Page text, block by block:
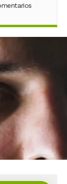
X (Twitter)
en WhatsApp